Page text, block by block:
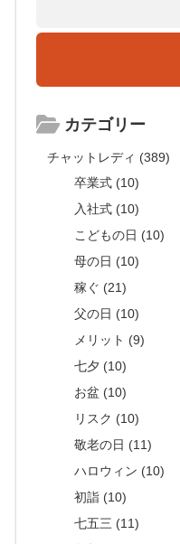
カテゴリー
チャットレディ (389)
卒業式 (10)
入社式 (10)
こどもの日 (10)
母の日 (10)
稼ぐ (21)
父の日 (10)
メリット (9)
七夕 (10)
お盆 (10)
リスク (10)
敬老の日 (11)
ハロウィン (10)
初詣 (10)
七五三 (11)